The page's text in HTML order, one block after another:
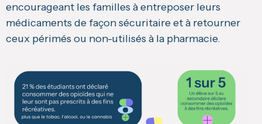
encourageant les familles à entreposer leurs
médicaments de façon sécuritaire et à retourner
ceux périmés ou non-utilisés à la pharmacie.